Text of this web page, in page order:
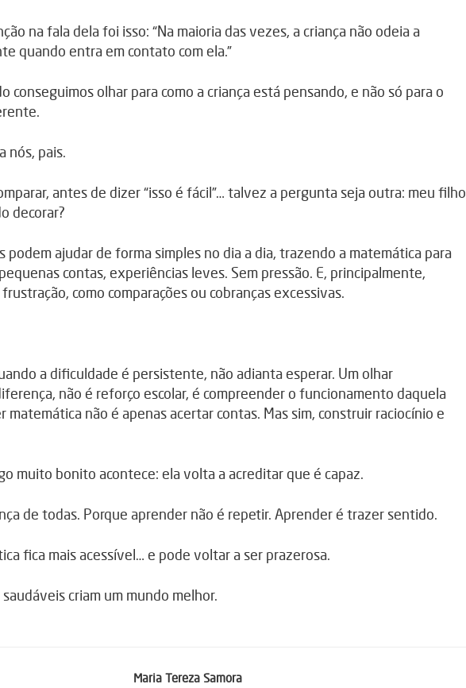
na fala dela foi isso: “Na maioria das vezes, a criança não odeia a
quando entra em contato com ela.”
conseguimos olhar para como a criança está pensando, e não só para o
nós, pais.
antes de dizer “isso é fácil”… talvez a pergunta seja outra: meu filho
decorar?
podem ajudar de forma simples no dia a dia, trazendo a matemática para
contas, experiências leves. Sem pressão. E, principalmente,
como comparações ou cobranças excessivas.
a dificuldade é persistente, não adianta esperar. Um olhar
não é reforço escolar, é compreender o funcionamento daquela
matemática não é apenas acertar contas. Mas sim, construir raciocínio e
muito bonito acontece: ela volta a acreditar que é capaz.
de todas. Porque aprender não é repetir. Aprender é trazer sentido.
fica mais acessível… e pode voltar a ser prazerosa.
criam um mundo melhor.
Maria Tereza Samora